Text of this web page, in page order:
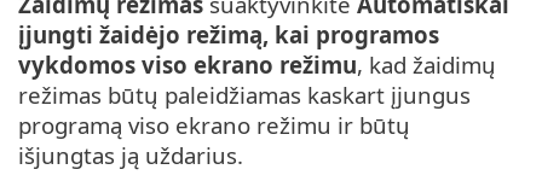
įjungti žaidėjo režimą, kai programos
vykdomos viso ekrano režimu, kad žaidimų
režimas būtų paleidžiamas kaskart įjungus
programą viso ekrano režimu ir būtų
išjungtas ją uždarius.